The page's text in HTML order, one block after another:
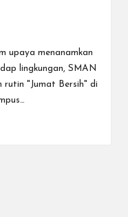
upaya menanamkan
lingkungan, SMAN
rutin "Jumat Bersih" di